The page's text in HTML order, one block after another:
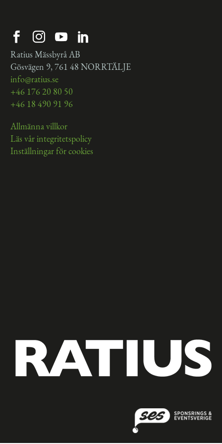
Ratius Mässbyrå AB
Gösvägen 9, 761 48 NORRTÄLJE
info@ratius.se
+46 176 20 80 50
+46 18 490 91 96
Allmänna villkor
Läs vår integritetspolicy
Inställningar för cookies